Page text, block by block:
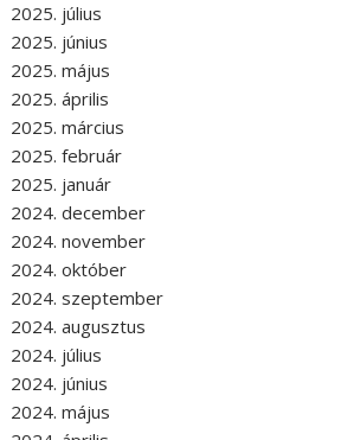
2025. július
2025. június
2025. május
2025. április
2025. március
2025. február
2025. január
2024. december
2024. november
2024. október
2024. szeptember
2024. augusztus
2024. július
2024. június
2024. május